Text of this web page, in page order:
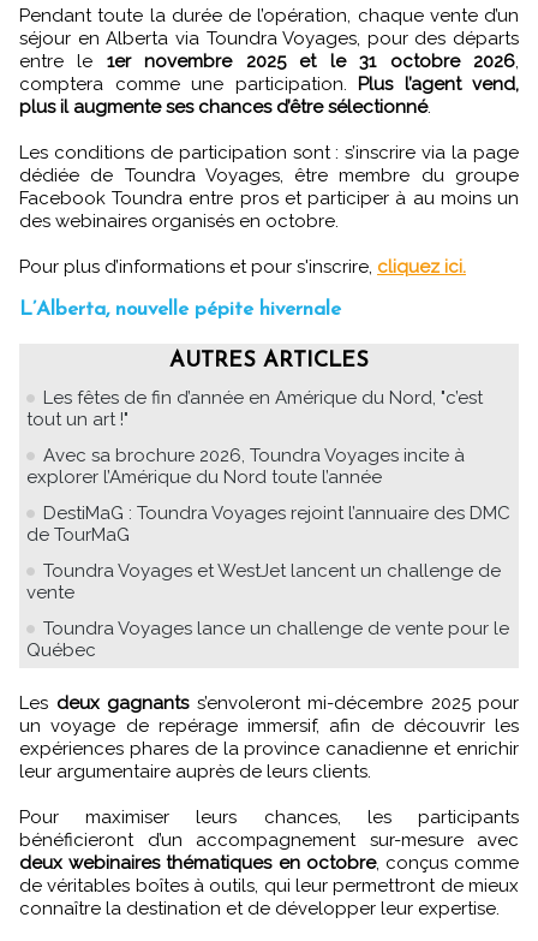
Pendant toute la durée de l’opération, chaque vente d’un
séjour en Alberta via Toundra Voyages, pour des départs
entre le 1er novembre 2025 et le 31 octobre 2026,
comptera comme une participation. Plus l’agent vend,
plus il augmente ses chances d’être sélectionné.
Les conditions de participation sont : s’inscrire via la page
dédiée de Toundra Voyages, être membre du groupe
Facebook Toundra entre pros et participer à au moins un
des webinaires organisés en octobre.
Pour plus d’informations et pour s'inscrire, cliquez ici.
L’Alberta, nouvelle pépite hivernale
AUTRES ARTICLES
Les fêtes de fin d’année en Amérique du Nord, "c’est
tout un art !"
Avec sa brochure 2026, Toundra Voyages incite à
explorer l’Amérique du Nord toute l’année
DestiMaG : Toundra Voyages rejoint l’annuaire des DMC
de TourMaG
Toundra Voyages et WestJet lancent un challenge de
vente
Toundra Voyages lance un challenge de vente pour le
Québec
Les deux gagnantss’envoleront mi-décembre 2025 pour
un voyage de repérage immersif, afin de découvrir les
expériences phares de la province canadienne et enrichir
leur argumentaire auprès de leurs clients.
Pour maximiser leurs chances, les participants
bénéficieront d’un accompagnement sur-mesure avec
deux webinaires thématiques en octobre, conçus comme
de véritables boîtes à outils, qui leur permettront de mieux
connaître la destination et de développer leur expertise.